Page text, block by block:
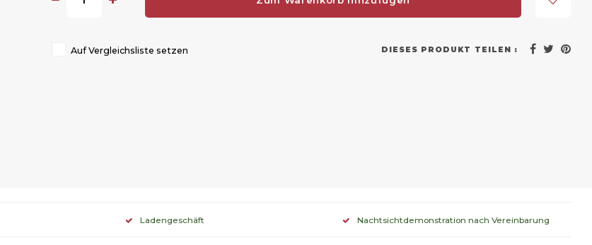
Auf Vergleichsliste setzen DIESES PRODUKT TEILEN :
Ladengeschäft Nachtsichtdemonstration nach Vereinbarung